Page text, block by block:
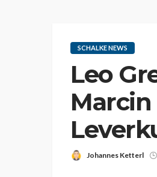
SCHALKE NEWS
Leo
Johannes Ketterl